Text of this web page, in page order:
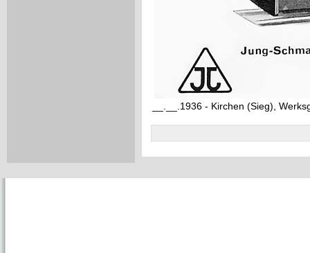
__.__.1936 - Kirchen (Sieg),